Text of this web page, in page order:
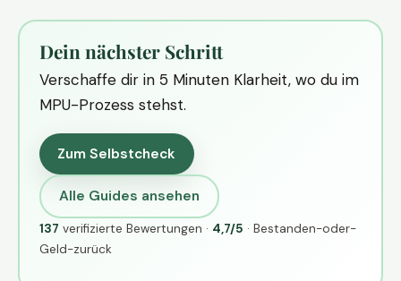
Dein nächster Schritt
Verschaffe dir in 5 Minuten Klarheit, wo du im
MPU-Prozess stehst.
Zum Selbstcheck
Alle Guides ansehen
137 verifizierte Bewertungen · 4,7/5 · Bestanden-oder-
Geld-zurück